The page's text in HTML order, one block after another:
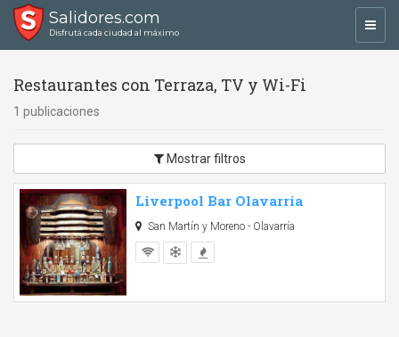
Salidores.com
Disfrutá cada ciudad al máximo
Restaurantes con Terraza, TV y Wi-Fi
1 publicaciones
Mostrar filtros
Liverpool Bar Olavarría
San Martín y Moreno - Olavarría